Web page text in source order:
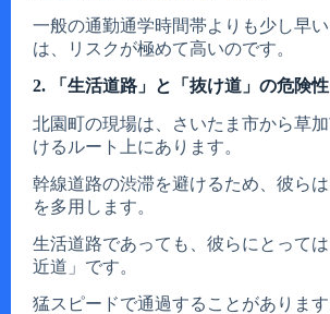
一般の通勤通学時間帯よりも少し早
は、リスクが極めて高いのです。
2. 「生活道路」と「抜け道」の危険性
北園町の現場は、さいたま市から草
けるルート上にあります。
幹線道路の渋滞を避けるため、彼らは
を多用します。
生活道路であっても、彼らにとって
近道」です。
猛スピードで通過することがあります